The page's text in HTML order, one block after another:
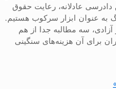
عادلانه، رعایت حقوق
به عنوان ابزار سرکوب هستیم.
سه مطالبه جدا از هم
برای آن هزینه‌های سنگینی